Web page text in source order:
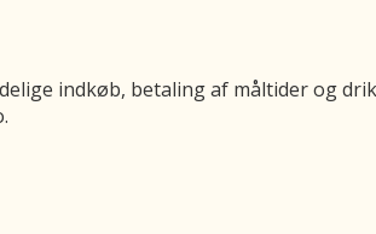
indkøb, betaling af måltider og